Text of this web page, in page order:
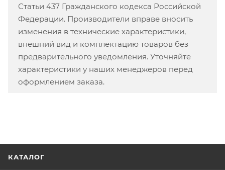
Статьи 437 Гражданского кодекса Российской
Федерации. Производители вправе вносить
изменения в технические характеристики,
внешний вид и комплектацию товаров без
предварительного уведомления. Уточняйте
характеристики у наших менеджеров перед
оформлением заказа.
КАТАЛОГ